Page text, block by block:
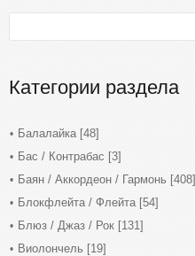
Категории раздела
Балалайка [48]
Бас / Контрабас [3]
Баян / Аккордеон / Гармонь [408]
Блокфлейта / Флейта [54]
Блюз / Джаз / Рок [131]
Виолончель [19]